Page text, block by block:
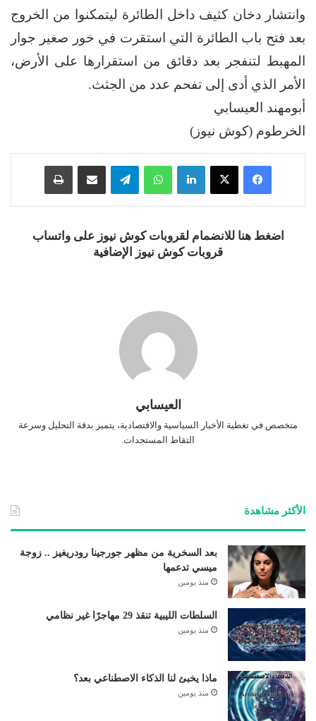
وانتشار دخان كثيف داخل الطائرة ليتمكنوا من الخروج
بعد فتح باب الطائرة التي استقرت في خور صغير جوار
المهبط لتنفجر بعد دقائق من استقرارها على الأرض،
الأمر الذي أدى إلى تفحم عدد من الجثث.
أبومهند العيسابي
الخرطوم (كوش نيوز)
فيسبوك ‫X لينكدإن واتساب تيلقرام
اضغط هنا للانضمام لقروبات كوش نيوز على واتساب
قروبات كوش نيوز الإضافية
العيسابي
متخصص في تغطية الأخبار السياسية والاقتصادية، يتميز بدقة التحليل وسرعة
التقاط المستجدات.
الأكثر مشاهدة
بعد السخرية من مظهر جورجينا رودريغيز .. زوجة
ميسي تدعمها
منذ يومين
السلطات الليبية تنقذ 29 مهاجرًا غير نظامي
منذ يومين
ماذا يخبئ لنا الذكاء الاصطناعي بعد؟
منذ يومين